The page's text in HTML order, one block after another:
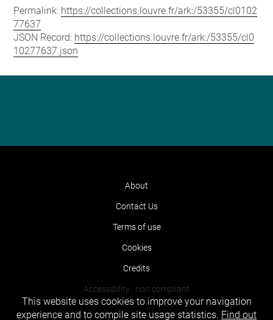
Permalink: https://collections.louvre.fr/ark:/53355/cl0102
77637
JSON Record: https://collections.louvre.fr/ark:/53355/cl0
10277637.json
About
Contact Us
Terms of use
Cookies
Credits
Accessibility : non compliant
This website uses cookies to improve your navigation
experience and to compile site usage statistics. Find out